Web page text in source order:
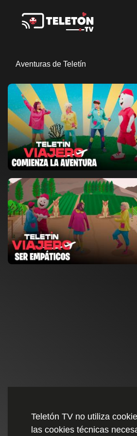
Aventuras de Teletín
Ver ahoraAñadir a favoritos
Ver ahoraAñadir a favoritos
Teletón TV no utiliza
las cookies técnicas